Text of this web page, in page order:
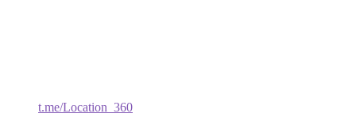
t.me/Location_360